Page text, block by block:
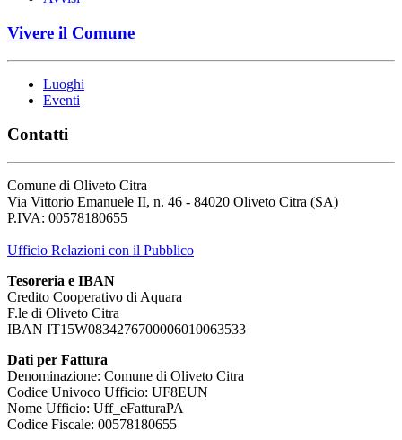
Vivere il Comune
Luoghi
Eventi
Contatti
Comune di Oliveto Citra
Via Vittorio Emanuele II, n. 46 - 84020 Oliveto Citra (SA)
P.IVA: 00578180655
Ufficio Relazioni con il Pubblico
Tesoreria e IBAN
Credito Cooperativo di Aquara
F.le di Oliveto Citra
IBAN IT15W0834276700006010063533
Dati per Fattura
Denominazione: Comune di Oliveto Citra
Codice Univoco Ufficio: UF8EUN
Nome Ufficio: Uff_eFatturaPA
Codice Fiscale: 00578180655